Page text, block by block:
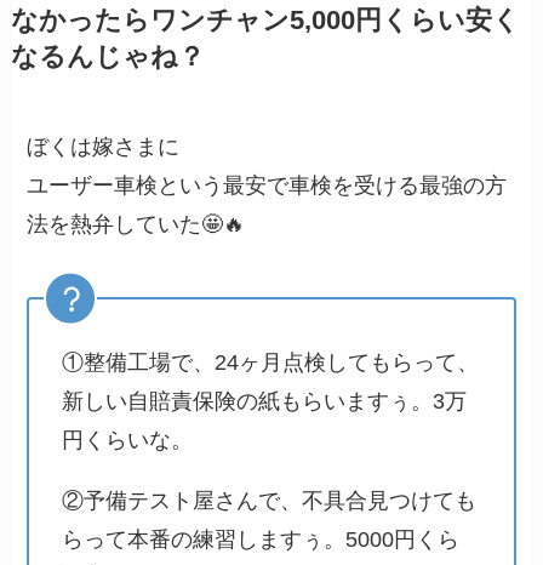
なかったらワンチャン5,000円くらい安く
なるんじゃね？
ぼくは嫁さまに
ユーザー車検という最安で車検を受ける最強の方
法を熱弁していた🤩🔥
①整備工場で、24ヶ月点検してもらって、
新しい自賠責保険の紙もらいますぅ。3万
円くらいな。
②予備テスト屋さんで、不具合見つけても
らって本番の練習しますぅ。5000円くら